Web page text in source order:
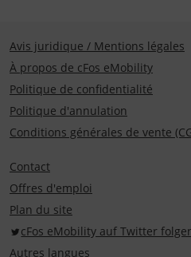
Avis juridique / Mentions légales
À propos de cFos eMobility
Politique de confidentialité
Politique d'annulation
Conditions générales de vente
Contact
Offres d'emploi
Plan du site
cFos eMobility auf Twitter
Autres langues